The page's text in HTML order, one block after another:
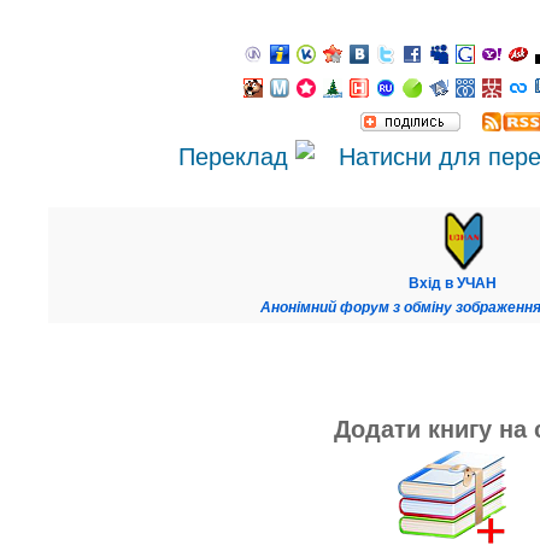
Переклад
Вхід в УЧАН
Анонімний форум з обміну
Додати книгу на